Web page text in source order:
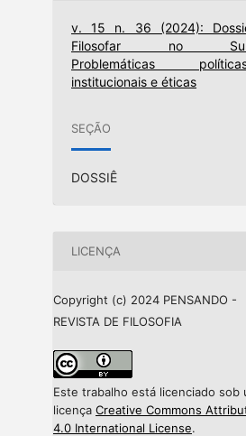
v. 15 n. 36 (2024):
Filosofar no
Problemáticas
institucionais e éticas
SEÇÃO
DOSSIÊ
LICENÇA
Copyright (c) 2024 PENSANDO -
REVISTA DE FILOSOFIA
Este trabalho está licenciado sob
licença Creative Commons
4.0 International License.